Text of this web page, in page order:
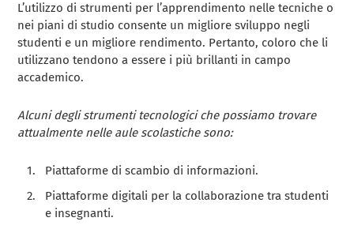
L’utilizzo di strumenti per l’apprendimento nelle tecniche o
nei piani di studio consente un migliore sviluppo negli
studenti e un migliore rendimento. Pertanto, coloro che li
utilizzano tendono a essere i più brillanti in campo
accademico.
Alcuni degli strumenti tecnologici che possiamo trovare
attualmente nelle aule scolastiche sono:
Piattaforme di scambio di informazioni.
Piattaforme digitali per la collaborazione tra studenti
e insegnanti.